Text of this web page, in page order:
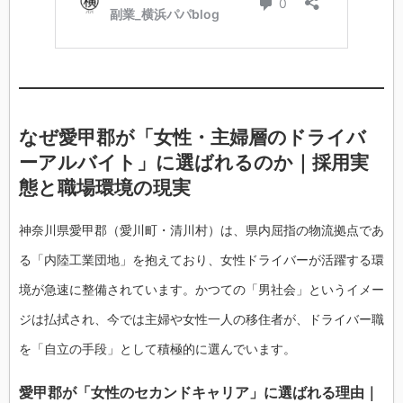
なぜ愛甲郡が「女性・主婦層のドライバ
ーアルバイト」に選ばれるのか｜採用実
態と職場環境の現実
神奈川県愛甲郡（愛川町・清川村）は、県内屈指の物流拠点であ
る「内陸工業団地」を抱えており、女性ドライバーが活躍する環
境が急速に整備されています。かつての「男社会」というイメー
ジは払拭され、今では主婦や女性一人の移住者が、ドライバー職
を「自立の手段」として積極的に選んでいます。
愛甲郡が「女性のセカンドキャリア」に選ばれる理由｜